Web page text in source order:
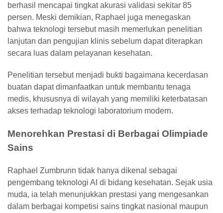
berhasil mencapai tingkatakurasi validasi sekitar 85
persen. Meski demikian, Raphael juga menegaskan
bahwa teknologi tersebut masih memerlukan penelitian
lanjutan dan pengujian klinis sebelum dapat diterapkan
secara luas dalam pelayanan kesehatan.
Penelitian tersebut menjadi bukti bagaimana kecerdasan
buatan dapat dimanfaatkan untuk membantu tenaga
medis, khususnya di wilayah yang memiliki keterbatasan
akses terhadap teknologi laboratorium modern.
Menorehkan Prestasi di Berbagai Olimpiade
Sains
Raphael Zumbrunn tidak hanya dikenal sebagai
pengembang teknologi AI di bidang kesehatan. Sejak usia
muda, ia telah menunjukkan prestasi yang mengesankan
dalam berbagai kompetisi sains tingkat nasional maupun